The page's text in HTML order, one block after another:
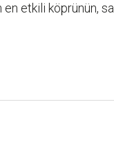
etkili köprünün,